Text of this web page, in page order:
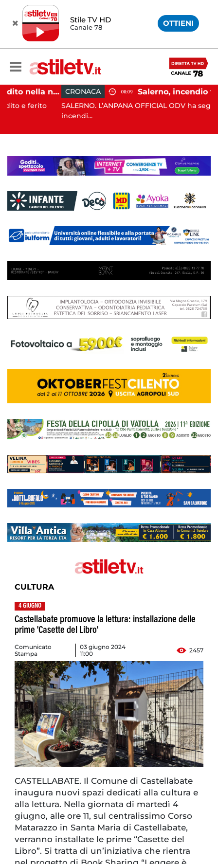
Stile TV HD
Canale 78 OTTIENI
Eboli, uomo aggredito nella notte: indagini in corso CRONACA 08:09
SALERNO. L’ANPANA OFFICIAL ODV ha segnalato al
CULTURA
4 GIUGNO
Castellabate promuove la lettura: installazione delle
prime 'Casette del Libro'
Comunicato
Stampa
03 giugno 2024
11:00
2457
CASTELLABATE. Il Comune di Castellabate
inaugura nuovi spazi dedicati alla cultura e
alla lettura. Nella giornata di martedì 4
giugno, alle ore 11, sul centralissimo Corso
Matarazzo in Santa Maria di Castellabate,
verranno installate le prime “Casette del
Libro”. Si tratta di un’iniziativa che rientra